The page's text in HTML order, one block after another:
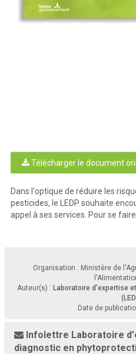
Télécharger le document
Dans l'optique de réduire les
pesticides, le LEDP souhaite
appel à ses services. Pour se
Organisation : Ministère de
Auteur(s) : Laboratoire d'expertise
Date de
Infolettre Laboratoire
diagnostic en